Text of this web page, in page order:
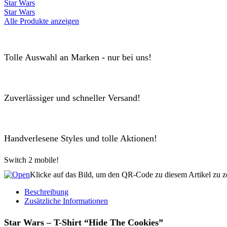
Star Wars
Star Wars
Alle Produkte anzeigen
Tolle Auswahl an Marken - nur bei uns!
Zuverlässiger und schneller Versand!
Handverlesene Styles und tolle Aktionen!
Switch 2 mobile!
Klicke auf das Bild, um den QR-Code zu diesem Artikel zu
Beschreibung
Zusätzliche Informationen
Star Wars – T-Shirt “Hide The Cookies”